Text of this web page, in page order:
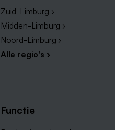
Zuid-Limburg ›
Midden-Limburg ›
Noord-Limburg ›
Alle regio's ›
Functie